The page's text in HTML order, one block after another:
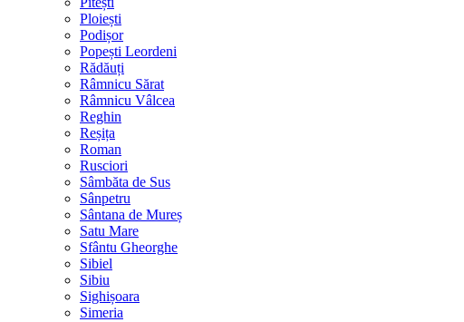
Ploiești
Podișor
Popești Leordeni
Rădăuți
Râmnicu Sărat
Râmnicu Vâlcea
Reghin
Reșița
Roman
Rusciori
Sâmbăta de Sus
Sânpetru
Sântana de Mureș
Satu Mare
Sfântu Gheorghe
Sibiel
Sibiu
Sighișoara
Simeria